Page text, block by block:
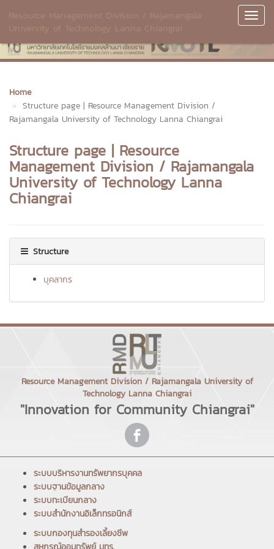
Resource Management Division / Rajamangala
University of Technology Lanna Chiangrai
Home
Structure page | Resource Management Division /
Rajamangala University of Technology Lanna Chiangrai
Structure page | Resource
Management Division / Rajamangala
University of Technology Lanna
Chiangrai
Structure
บุคลากร
Resource Management Division / Rajamangala University of
Technology Lanna Chiangrai
"Innovation for Community Chiangrai"
ระบบบริหารงานทรัพยากรบุคคล
ระบบฐานข้อมูลกลาง
ระบบทะเบียนกลาง
ระบบสำนักงานอิเล็กทรอนิกส์
ระบบกองทุนสำรองเลี้ยงชีพ